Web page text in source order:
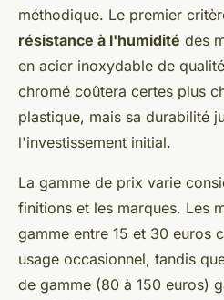
méthodique. Le premier
résistance à l'humidité des
en acier inoxydable de
chromé coûtera certes plus
plastique, mais sa durabilité
l'investissement initial.
La gamme de prix varie
finitions et les marques. Les
gamme entre 15 et 30 euros
usage occasionnel, tandis
de gamme (80 à 150 euros)